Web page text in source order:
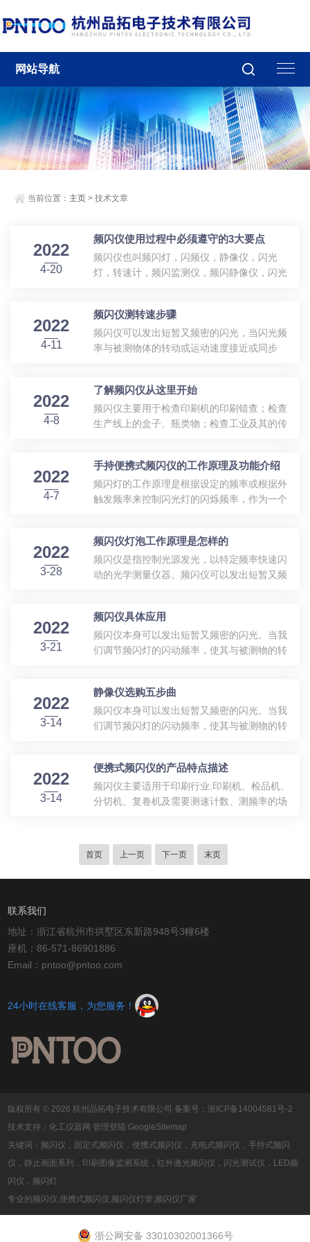
网站导航
当前位置： 主页 > 技术文章
2022
4-20
频闪仪使用过程中必须遵守的3大要点
频闪仪也叫频闪灯，闪频仪，静像仪，闪光
灯，转速计，频闪监测仪，频闪静像仪，闪光
高效控制芯片控制能量的转化，使能量输出更
加稳定，元件散热量低；采用高性能单片微机
处理单元、显示芯片驱动数码管显示，频率精
两种电源类型。仪器能够很直观、整幅地观看
被照射的高速运动物体表面图案，不会造成任
何色彩失真。频闪仪本身是一种精密...
2022
4-11
频闪仪测转速步骤
频闪仪可以发出短暂又频密的闪光，当闪光频
率与被测物体的转动或运动速度接近或同步
频闪仪测转速步骤如下：1、先估测图案的运
动频率。频闪仪在测量直线工作的物体，如印
刷机及检品机等的操作上，并非是用来测量“印
仪闪光速率时,应依据“每分钟拉出多少张画
面”的频率来调整,而非依据“每分钟拉出多少
米”调整。在实物上我们以印刷机为例...
2022
4-8
了解频闪仪从这里开始
频闪仪主要用于检查印刷机的印刷错查；检查
生产线上的盒子、瓶类物；检查工业及其的传
源。而频闪仪则是指可以用来产生这种光源的
仪器，通常用来观察快速移动或者震动物体，
使高速运动物体看上去像静止的一样。频闪仪
动物体的图象“静止”在人的视网膜上，使人的
大脑得到一个非常清晰，静止的图象。当物体
继续移动时，你就可以看到一幅幅静止...
2022
4-7
手持便携式频闪仪的工作原理及功能介绍
频闪灯的工作原理是根据设定的频率或根据外
触发频率来控制闪光灯的闪烁频率，作为一个
触发自动跟踪模块等。手持便携式频闪仪特点
是便于随身携带，小巧轻便，这种频闪仪多使
用大容量的镍氢充电电池供电，这样便于频闪
的寻找上。灯头分离式频闪仪，在使用时需要
接入220V的交流电源。该系列仪器都带有单独
的电气控制箱，灯头体积较大，一般采用...
2022
3-28
频闪仪灯泡工作原理是怎样的
频闪仪是指控制光源发光，以特定频率快速闪
动的光学测量仪器。频闪仪可以发出短暂又频
视频同步，能轻易观测到高速运动物体的表面
质量或运行状况。频闪仪灯泡是采用特种硬质
玻璃管或者石英玻璃管，在玻璃两端用高温把
丝，或涂上特种开发薄膜而制成的气体放电
灯。频闪仪灯泡的工作，需要一套几倍的电路
组件配套，才能发光工作。电路各部分功能和
2022
3-21
频闪仪具体应用
频闪仪本身可以发出短暂又频密的闪光。当我
们调节频闪灯的闪动频率，使其与被测物的转
这种视觉暂留现象使人目测就能轻易观测到高
速运动物体的表面质量与运行状况，而它的闪
光速度即为被检测物体转速和运动频率，亦可
显示当前闪光频率2.LED指示灯亮起，表示以
分钟为时间单位3.主菜单按钮，LED指示灯亮
起，可进行功能选择4.智能调节...
2022
3-14
静像仪选购五步曲
频闪仪本身可以发出短暂又频密的闪光。当我
们调节频闪灯的闪动频率，使其与被测物的转
这种视觉暂留现象使人目测就能轻易观测到高
速运动物体的表面质量与运行状况，而它的闪
光速度即为被检测物体转速和运动频率，亦可
合适本人行业运用静像仪？要是你对静像仪理
解不透彻或只知其一;不知其二就就很难选购。
没关系，品拓技术人员为您讲解，静像仪选...
2022
3-14
便携式频闪仪的产品特点描述
频闪仪主要适用于印刷行业:印刷机、检品机、
分切机、复卷机及需要测速计数、测频率的场
缺损及运行轨迹的监控。亦可以固定在机器
上，采用外触发自动**方式。频闪仪是指控制
光源发光，以特定频率快速闪动的光学测量仪
易观测到高速运动物体的表面质量或运行状
况。频闪灯的工作原理是根据设定的频率或
根...
首页 上一页 下一页 末页
联系我们
地址：浙江省杭州市拱墅区东新路948号3幢6楼
座机：86-571-86901886
Email：pntoo@pntoo.com
24小时在线客服，为您服务！
版权所有 © 2026 杭州品拓电子技术有限公司备案号：浙ICP备14004581号-2
技术支持：化工仪器网 管理登陆 GoogleSitemap
关键词：频闪仪，固定式频闪仪，便携式频闪仪，充电式频闪仪，手持式频闪
仪，静止画面系列，印刷图像监测系统，红外激光频闪仪，闪光测试仪，LED频
闪仪，频闪灯
专业的频闪仪,便携式频闪仪,频闪仪灯管,频闪仪厂家
浙公网安备 33010302001366号